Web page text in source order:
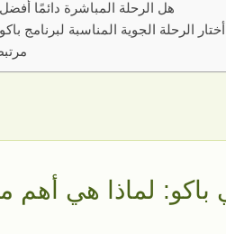
هل الرحلة المباشرة دائمًا
الرحلة الجوية المناسبة لبرنامج
باكو: لماذا هي أهم